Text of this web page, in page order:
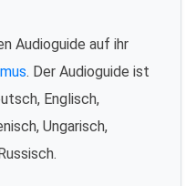
Audioguide auf ihr
. Der Audioguide ist
Englisch,
Ungarisch,